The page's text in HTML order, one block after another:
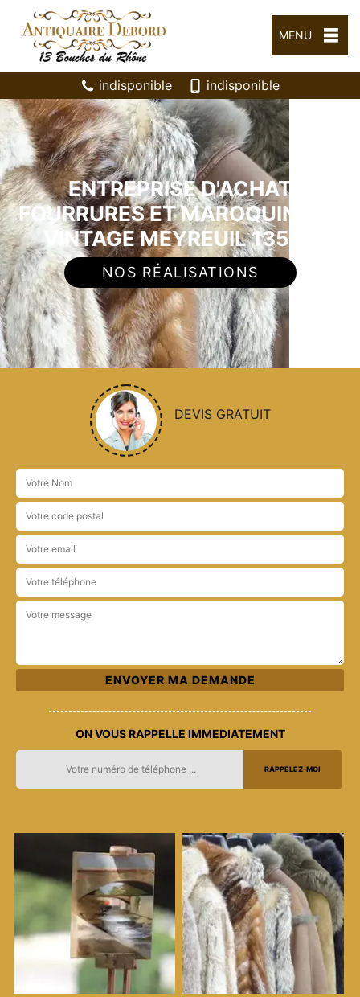
MENU
indisponible indisponible
ENTREPRISE D'ACHAT
FOURRURES ET MAROQUINERIE
VINTAGE MEYREUIL 13590
NOS RÉALISATIONS
DEVIS GRATUIT
ON VOUS RAPPELLE IMMEDIATEMENT